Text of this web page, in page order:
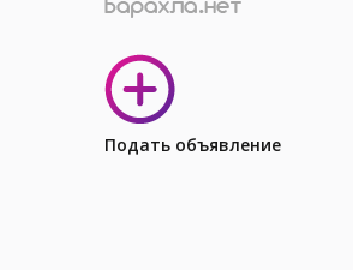
Подать объявление